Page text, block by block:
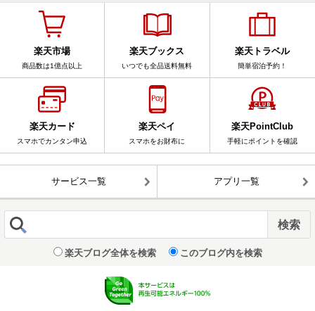
楽天市場
商品数は1億点以上
楽天ブックス
いつでも全品送料無料
楽天トラベル
簡単宿泊予約！
楽天カード
スマホでカンタン申込
楽天ペイ
スマホをお財布に
楽天PointClub
手軽にポイントを確認
サービス一覧 アプリ一覧
楽天ブログ全体を検索 このブログ内を検索